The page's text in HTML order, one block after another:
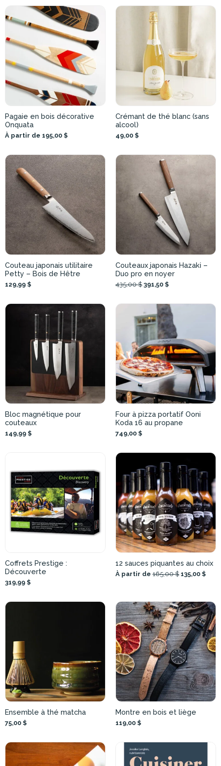
Pagaie en bois décorative
Onquata
À partir de 195,00 $
Crémant de thé blanc (sans
alcool)
49,00 $
Couteau japonais utilitaire
Petty – Bois de Hêtre
129,99 $
Couteaux japonais Hazaki –
Duo pro en noyer
435,00 $ 391,50 $
Bloc magnétique pour
couteaux
149,99 $
Four à pizza portatif Ooni
Koda 16 au propane
749,00 $
Coffrets Prestige :
Découverte
319,99 $
12 sauces piquantes au choix
À partir de 165,00 $ 135,00 $
Ensemble à thé matcha
75,00 $
Montre en bois et liège
119,00 $